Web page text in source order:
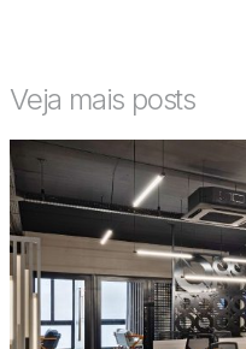
Veja mais posts